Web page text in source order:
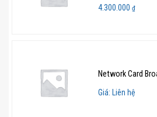
4.300.000 ₫
Network Card
Giá: Liên hệ